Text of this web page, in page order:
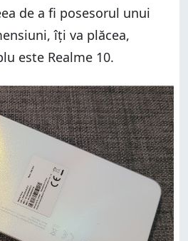
de a fi posesorul unui
îți va plăcea,
este Realme 10.